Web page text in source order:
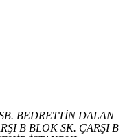
BEDRETTİN DALAN
B BLOK SK. ÇARŞI B